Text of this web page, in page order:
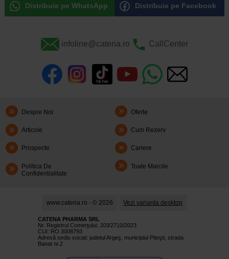
Distribuie pe WhatsApp Distribuie pe Facebook
infoline@catena.ro CallCenter
Despre Noi Oferte
Articole Cum Rezerv
Prospecte Cariere
Politica De
Confidentialitate
Toate Marcile
www.catena.ro - © 2026 Vezi varianta desktop
CATENA PHARMA SRL
Nr. Registrul Comerţului: J03/2710/2023
CUI: RO 3008793
Adresă sediu social: judetul Argeş, municipiul Piteşti, strada
Banat nr.2